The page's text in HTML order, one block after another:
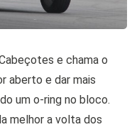
e chama o
aberto e dar mais
um o-ring no bloco.
melhor a volta dos